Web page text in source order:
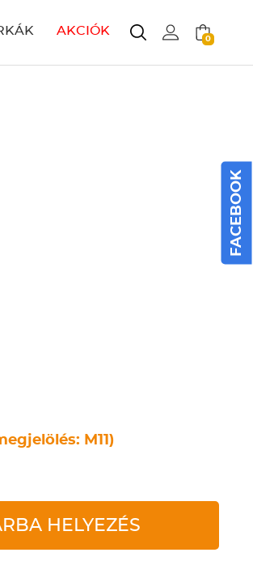
AKCIÓK
0
M11)
HELYEZÉS
FACEBOOK